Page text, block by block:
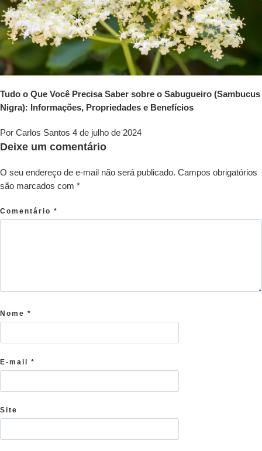
Tudo o Que Você Precisa Saber sobre o Sabugueiro (Sambucus
Nigra): Informações, Propriedades e Benefícios
Por Carlos Santos 4 de julho de 2024
Deixe um comentário
O seu endereço de e-mail não será publicado. Campos obrigatórios
são marcados com *
Comentário *
Nome *
E-mail *
Site